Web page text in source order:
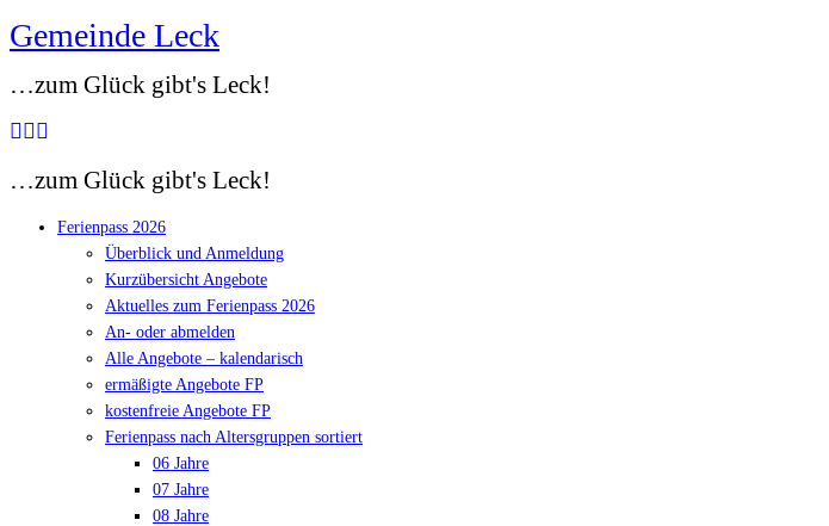
Zum
springen
Gemeinde Leck
…zum Glück gibt's Leck!
…zum Glück gibt's Leck!
Ferienpass 2026
Überblick und Anmeldung
Kurzübersicht Angebote
Aktuelles zum Ferienpass 2026
An- oder abmelden
Alle Angebote – kalendarisch
ermäßigte Angebote FP
kostenfreie Angebote FP
Ferienpass nach Altersgruppen sortiert
06 Jahre
07 Jahre
08 Jahre